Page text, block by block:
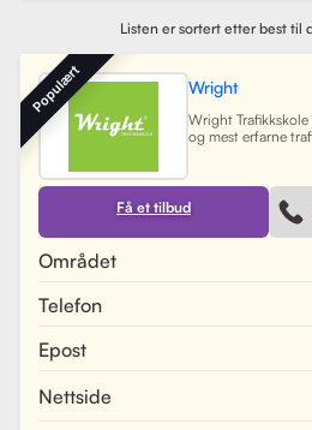
Listen er sortert etter best til
Wright
Wright
og mest erfarne
Trøndelag. Siden
skolen hatt som
profesjonell og
trafikopplæring for
kjøretimer med all
moderne digitale
gjøre det enkelt
Få et tilbud
Området
Telefon
Epost
Nettside
Populært